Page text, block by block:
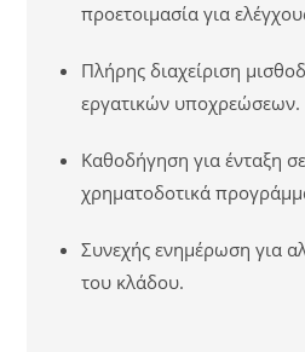
προετοιμασία για
Πλήρης διαχείριση
εργατικών υποχρεώσεων.
Καθοδήγηση για ένταξη
χρηματοδοτικά
Συνεχής ενημέρωση για
του κλάδου.